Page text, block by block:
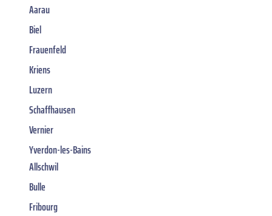
Aarau
Biel
Frauenfeld
Kriens
Luzern
Schaffhausen
Vernier
Yverdon-les-Bains
Allschwil
Bulle
Fribourg